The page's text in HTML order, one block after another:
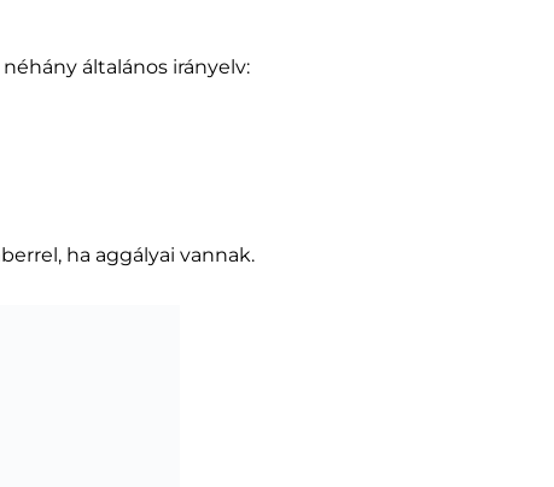
általános irányelv:
ha aggályai vannak.